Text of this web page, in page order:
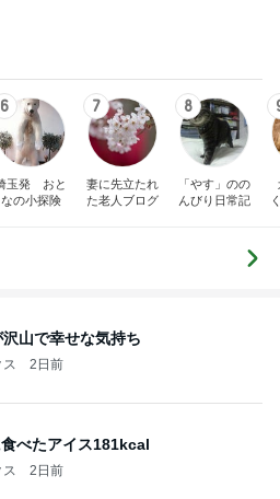
6
玉発 おと
なの小探険
7
妻に先立たれ
た老人ブログ
8
「やす」のの
んびり日常記
山で幸せな気持ち
2日前
べたアイス181kcal
2日前